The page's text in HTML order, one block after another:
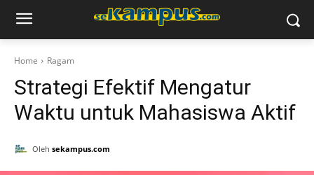
Home Ragam
Strategi Efektif Mengatur
Waktu untuk Mahasiswa Aktif
Oleh sekampus.com